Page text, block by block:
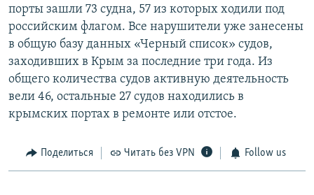
порты зашли 73 судна, 57 из которых ходили под
российским флагом. Все нарушители уже занесены
в общую базу данных «Черный список» судов,
заходивших в Крым за последние три года. Из
общего количества судов активную деятельность
вели 46, остальные 27 судов находились в
крымских портах в ремонте или отстое.
Поделиться Читать без VPN Follow us